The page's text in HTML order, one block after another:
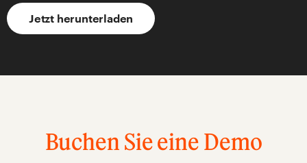
Jetzt herunterladen
Buchen Sie eine Demo